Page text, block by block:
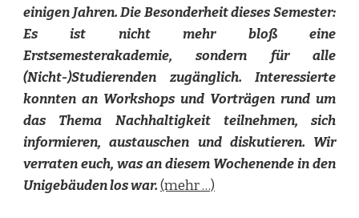
einigen Jahren. Die Besonderheit dieses Semester:
Es ist nicht mehr bloß eine
Erstsemesterakademie, sondern für alle
(Nicht-)Studierenden zugänglich. Interessierte
konnten an Workshops und Vorträgen rund um
das Thema Nachhaltigkeit teilnehmen, sich
informieren, austauschen und diskutieren. Wir
verraten euch, was an diesem Wochenende in den
Unigebäuden los war.(mehr …)